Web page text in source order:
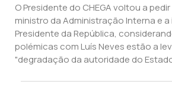
O Presidente do CHEGA voltou a
ministro da Administração Interna e
Presidente da República,
polémicas com Luís Neves estão a
"degradação da autoridade do